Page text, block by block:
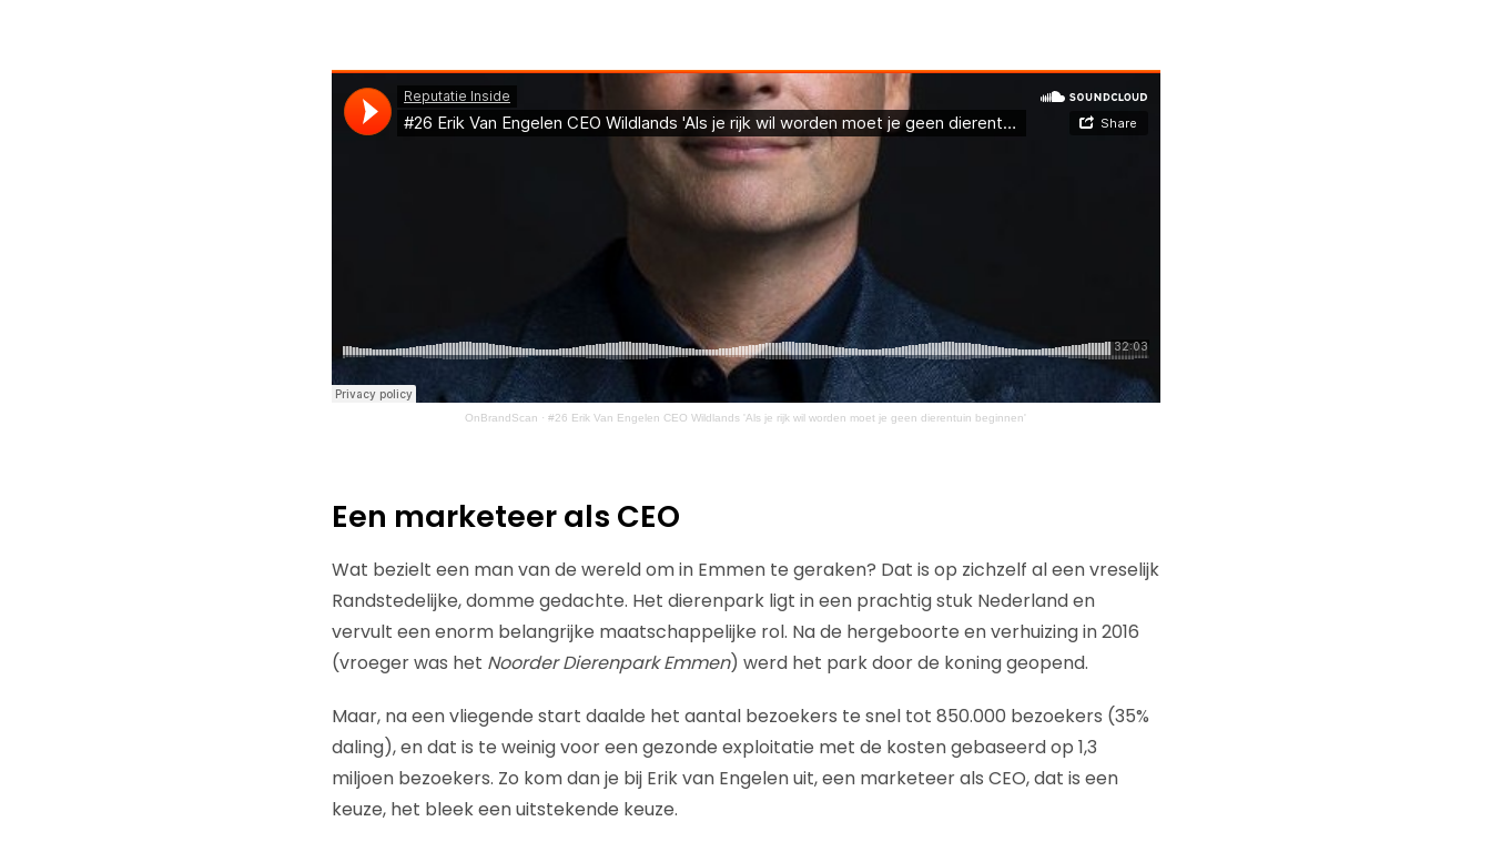
OnBrandScan · #26 Erik Van Engelen CEO Wildlands 'Als je rijk wil worden moet je geen dierentuin beginnen'
Een marketeer als CEO
Wat bezielt een man van de wereld om in Emmen te geraken? Dat is op zichzelf al een vreselijk
Randstedelijke, domme gedachte. Het dierenpark ligt in een prachtig stuk Nederland en
vervult een enorm belangrijke maatschappelijke rol. Na de hergeboorte en verhuizing in 2016
(vroeger was het Noorder Dierenpark Emmen) werd het park door de koning geopend.
Maar, na een vliegende start daalde het aantal bezoekers te snel tot 850.000 bezoekers (35%
daling), en dat is te weinig voor een gezonde exploitatie met de kosten gebaseerd op 1,3
miljoen bezoekers. Zo kom dan je bij Erik van Engelen uit, een marketeer als CEO, dat is een
keuze, het bleek een uitstekende keuze.